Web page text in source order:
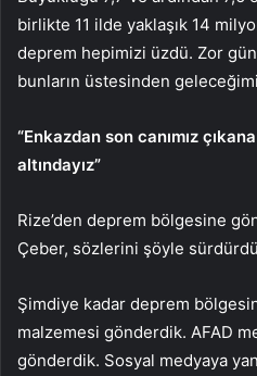
birlikte 11 ilde yaklaşık 14
deprem hepimizi üzdü. Zor
bunların üstesinden
“Enkazdan son canımız
altındayız”
Rize’den deprem bölgesine
Çeber, sözlerini şöyle
Şimdiye kadar deprem
malzemesi gönderdik. AFAD
gönderdik. Sosyal medyaya